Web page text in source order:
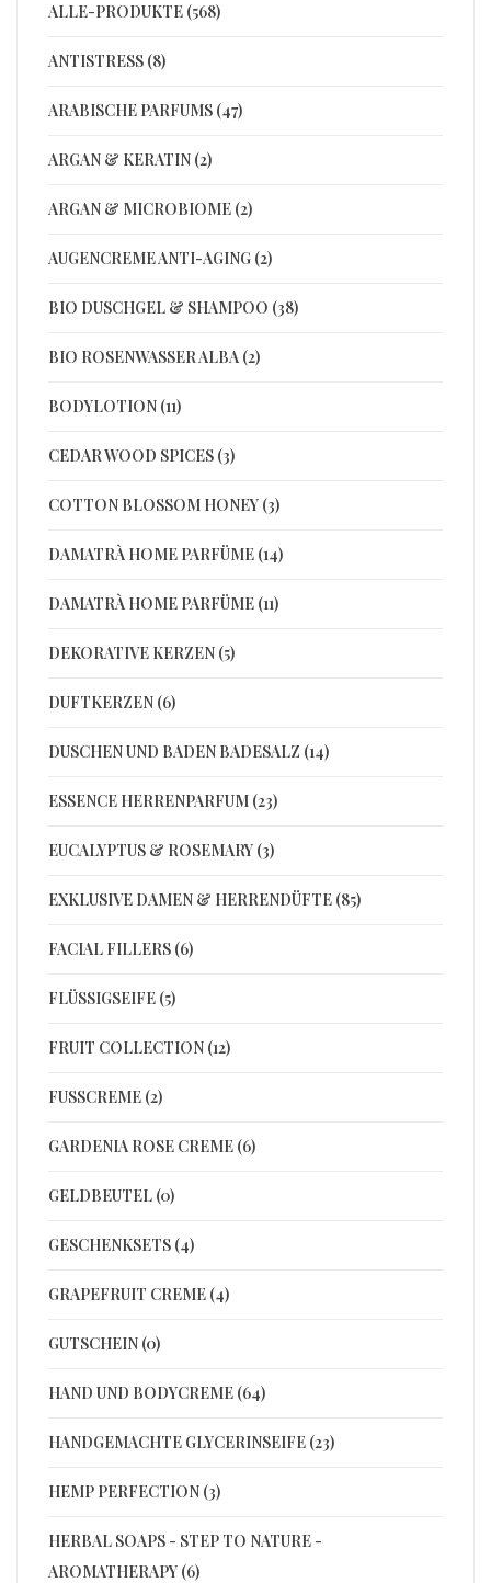
ALLE-PRODUKTE (568)
ANTISTRESS (8)
ARABISCHE PARFUMS (47)
ARGAN & KERATIN (2)
ARGAN & MICROBIOME (2)
AUGENCREME ANTI-AGING (2)
BIO DUSCHGEL & SHAMPOO (38)
BIO ROSENWASSER ALBA (2)
BODYLOTION (11)
CEDAR WOOD SPICES (3)
COTTON BLOSSOM HONEY (3)
DAMATRÀ HOME PARFÜME (14)
DAMATRÀ HOME PARFÜME (11)
DEKORATIVE KERZEN (5)
DUFTKERZEN (6)
DUSCHEN UND BADEN BADESALZ (14)
ESSENCE HERRENPARFUM (23)
EUCALYPTUS & ROSEMARY (3)
EXKLUSIVE DAMEN & HERRENDÜFTE (85)
FACIAL FILLERS (6)
FLÜSSIGSEIFE (5)
FRUIT COLLECTION (12)
FUSSCREME (2)
GARDENIA ROSE CREME (6)
GELDBEUTEL (0)
GESCHENKSETS (4)
GRAPEFRUIT CREME (4)
GUTSCHEIN (0)
HAND UND BODYCREME (64)
HANDGEMACHTE GLYCERINSEIFE (23)
HEMP PERFECTION (3)
HERBAL SOAPS - STEP TO NATURE -
AROMATHERAPY (6)